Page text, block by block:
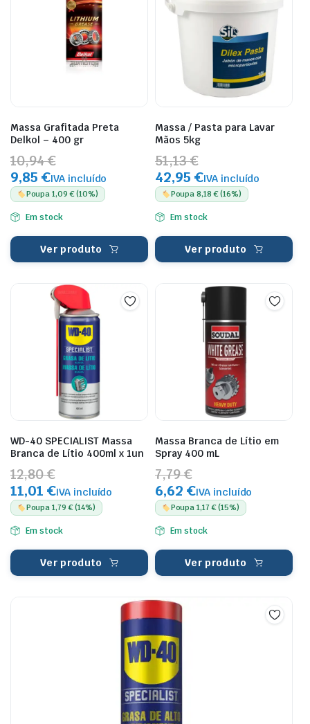
Massa Grafitada Preta
Delkol – 400 gr
10,94 €
9,85 €IVA incluído
Poupa 1,09 € (10%)
Em stock
Ver produto
Massa / Pasta para Lavar
Mãos 5kg
51,13 €
42,95 €IVA incluído
Poupa 8,18 € (16%)
Em stock
Ver produto
WD-40 SPECIALIST Massa
Branca de Lítio 400ml x 1un
12,80 €
11,01 €IVA incluído
Poupa 1,79 € (14%)
Em stock
Ver produto
Massa Branca de Lítio em
Spray 400 mL
7,79 €
6,62 €IVA incluído
Poupa 1,17 € (15%)
Em stock
Ver produto